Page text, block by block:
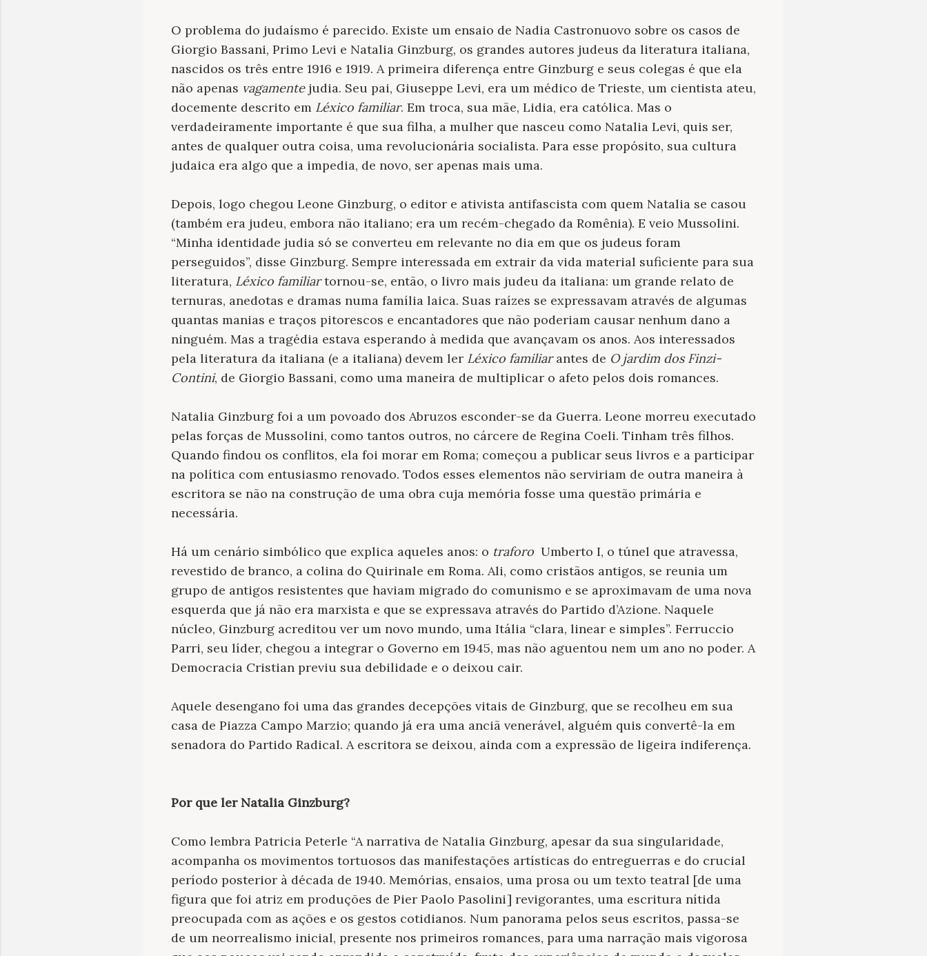
O problema do judaísmo é parecido. Existe um ensaio de Nadia Castronuovo sobre os casos de
Giorgio Bassani, Primo Levi e Natalia Ginzburg, os grandes autores judeus da literatura italiana,
nascidos os três entre 1916 e 1919. A primeira diferença entre Ginzburg e seus colegas é que ela
não apenas vagamentejudia. Seu pai, Giuseppe Levi, era um médico de Trieste, um cientista ateu,
docemente descrito em Léxico familiar. Em troca, sua mãe, Lidia, era católica. Mas o
verdadeiramente importante é que sua filha, a mulher que nasceu como Natalia Levi, quis ser,
antes de qualquer outra coisa, uma revolucionária socialista. Para esse propósito, sua cultura
judaica era algo que a impedia, de novo, ser apenas mais uma.
Depois, logo chegou Leone Ginzburg, o editor e ativista antifascista com quem Natalia se casou
(também era judeu, embora não italiano; era um recém-chegado da Romênia). E veio Mussolini.
“Minha identidade judia só se converteu em relevante no dia em que os judeus foram
perseguidos”, disse Ginzburg. Sempre interessada em extrair da vida material suficiente para sua
literatura, Léxico familiartornou-se, então, o livro mais judeu da italiana: um grande relato de
ternuras, anedotas e dramas numa família laica. Suas raízes se expressavam através de algumas
quantas manias e traços pitorescos e encantadores que não poderiam causar nenhum dano a
ninguém. Mas a tragédia estava esperando à medida que avançavam os anos. Aos interessados
pela literatura da italiana (e a italiana) devem ler Léxico familiarantes de O jardim dos Finzi-
Contini, de Giorgio Bassani, como uma maneira de multiplicar o afeto pelos dois romances.
Natalia Ginzburg foi a um povoado dos Abruzos esconder-se da Guerra. Leone morreu executado
pelas forças de Mussolini, como tantos outros, no cárcere de Regina Coeli. Tinham três filhos.
Quando findou os conflitos, ela foi morar em Roma; começou a publicar seus livros e a participar
na política com entusiasmo renovado. Todos esses elementos não serviriam de outra maneira à
escritora se não na construção de uma obra cuja memória fosse uma questão primária e
necessária.
Há um cenário simbólico que explica aqueles anos: o traforo Umberto I, o túnel que atravessa,
revestido de branco, a colina do Quirinale em Roma. Ali, como cristãos antigos, se reunia um
grupo de antigos resistentes que haviam migrado do comunismo e se aproximavam de uma nova
esquerda que já não era marxista e que se expressava através do Partido d’Azione. Naquele
núcleo, Ginzburg acreditou ver um novo mundo, uma Itália “clara, linear e simples”. Ferruccio
Parri, seu líder, chegou a integrar o Governo em 1945, mas não aguentou nem um ano no poder. A
Democracia Cristian previu sua debilidade e o deixou cair.
Aquele desengano foi uma das grandes decepções vitais de Ginzburg, que se recolheu em sua
casa de Piazza Campo Marzio; quando já era uma anciã venerável, alguém quis convertê-la em
senadora do Partido Radical. A escritora se deixou, ainda com a expressão de ligeira indiferença.
Por que ler Natalia Ginzburg?
Como lembra Patricia Peterle “A narrativa de Natalia Ginzburg, apesar da sua singularidade,
acompanha os movimentos tortuosos das manifestações artísticas do entreguerras e do crucial
período posterior à década de 1940. Memórias, ensaios, uma prosa ou um texto teatral [de uma
figura que foi atriz em produções de Pier Paolo Pasolini] revigorantes, uma escritura nítida
preocupada com as ações e os gestos cotidianos. Num panorama pelos seus escritos, passa-se
de um neorrealismo inicial, presente nos primeiros romances, para uma narração mais vigorosa